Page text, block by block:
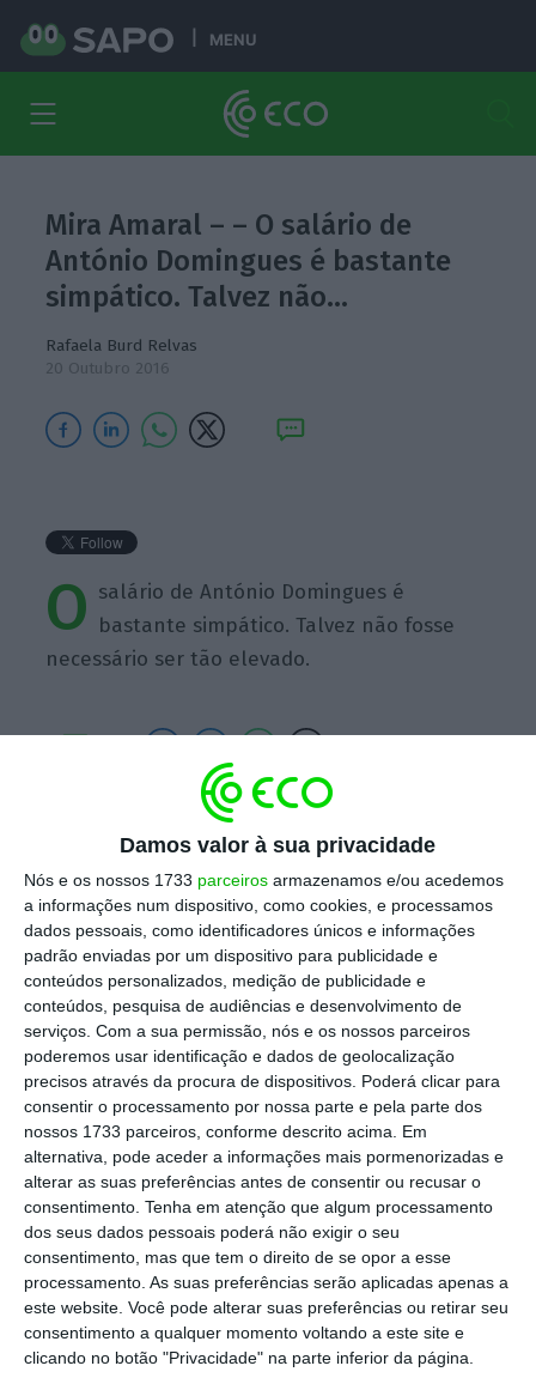
Damos valor à sua privacidade
Nós e os nossos 1733 parceiros armazenamos e/ou acedemos
a informações num dispositivo, como cookies, e processamos
dados pessoais, como identificadores únicos e informações
padrão enviadas por um dispositivo para publicidade e
conteúdos personalizados, medição de publicidade e
conteúdos, pesquisa de audiências e desenvolvimento de
serviços. Com a sua permissão, nós e os nossos parceiros
poderemos usar identificação e dados de geolocalização
precisos através da procura de dispositivos. Poderá clicar para
consentir o processamento por nossa parte e pela parte dos
nossos 1733 parceiros, conforme descrito acima. Em
alternativa, pode aceder a informações mais pormenorizadas e
alterar as suas preferências antes de consentir ou recusar o
consentimento. Tenha em atenção que algum processamento
dos seus dados pessoais poderá não exigir o seu
consentimento, mas que tem o direito de se opor a esse
processamento. As suas preferências serão aplicadas apenas a
este website. Você pode alterar suas preferências ou retirar seu
consentimento a qualquer momento voltando a este site e
clicando no botão "Privacidade" na parte inferior da página.
MENU
Mira Amaral – – O salário de
António Domingues é bastante
simpático. Talvez não…
Rafaela Burd Relvas
20 Outubro 2016
O salário de António Domingues é
bastante simpático. Talvez não fosse
necessário ser tão elevado.
Assine o ECO Premium
No momento em que a informação é
mais importante do que nunca, apoie
o jornalismo independente e rigoroso.
De que forma? Assine o ECO Premium e
tenha acesso a notícias exclusivas, à
opinião que conta, às reportagens e
especiais que mostram o outro lado da
história.
Esta assinatura é uma forma de apoiar
o ECO e os seus jornalistas. A nossa